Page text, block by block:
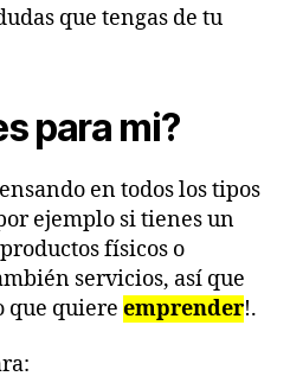
que tengas de tu
para mi?
en todos los tipos
ejemplo si tienes un
físicos o
servicios, así que
que quiere emprender!.